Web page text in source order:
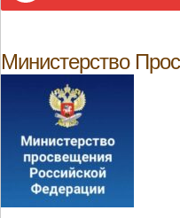
Министерство